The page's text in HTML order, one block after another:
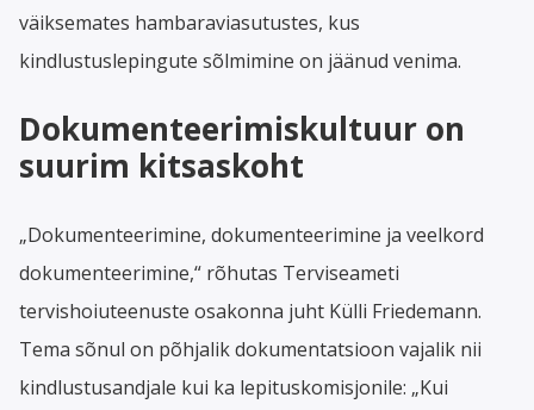
väiksemates hambaraviasutustes, kus
kindlustuslepingute sõlmimine on jäänud venima.
Dokumenteerimiskultuur on
suurim kitsaskoht
„Dokumenteerimine, dokumenteerimine ja veelkord
dokumenteerimine,“ rõhutas Terviseameti
tervishoiuteenuste osakonna juht Külli Friedemann.
Tema sõnul on põhjalik dokumentatsioon vajalik nii
kindlustusandjale kui ka lepituskomisjonile: „Kui